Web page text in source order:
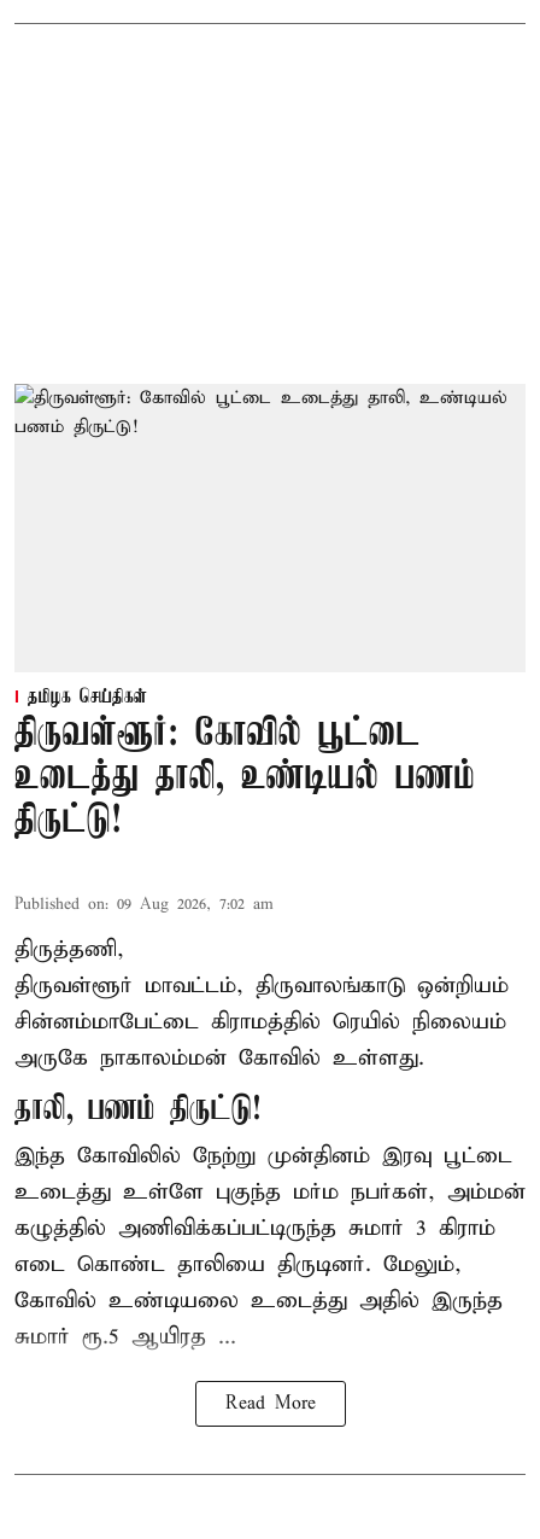
தமிழக செய்திகள்
திருவள்ளூர்: கோவில் பூட்டை
உடைத்து தாலி, உண்டியல் பணம்
திருட்டு!
Published on: 09 Aug 2026, 7:02 am
திருத்தணி,
திருவள்ளூர் மாவட்டம், திருவாலங்காடு ஒன்றியம்
சின்னம்மாபேட்டை கிராமத்தில் ரெயில் நிலையம்
அருகே நாகாலம்மன் கோவில் உள்ளது.
தாலி, பணம் திருட்டு!
இந்த கோவிலில் நேற்று முன்தினம் இரவு பூட்டை
உடைத்து உள்ளே புகுந்த மர்ம நபர்கள், அம்மன்
கழுத்தில் அணிவிக்கப்பட்டிருந்த சுமார் 3 கிராம்
எடை கொண்ட தாலியை திருடினர். மேலும்,
கோவில் உண்டியலை உடைத்து அதில் இருந்த
சுமார் ரூ.5 ஆயிரத ...
Read More